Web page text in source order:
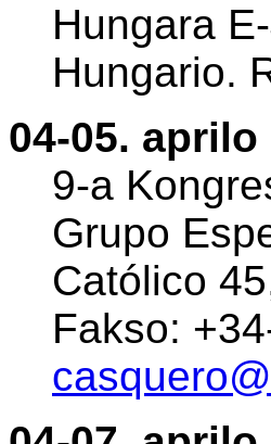
Hungara
Hungario.
04-05. aprilo
9-a
Grupo
Católico
Fakso: